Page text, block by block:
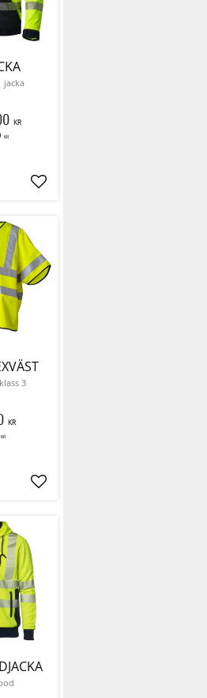
jacka
KR
KR
Lägg till i favoriter
3
KR
KR
Lägg till i favoriter